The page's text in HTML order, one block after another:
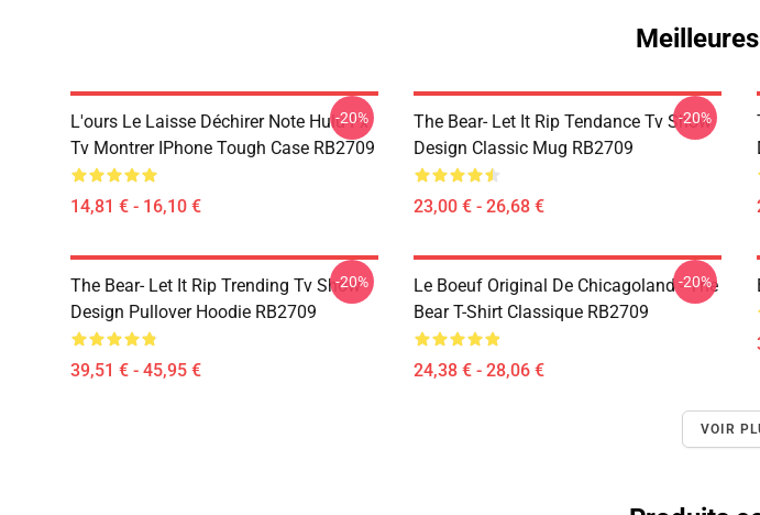
L'ours Le Laisse Déchirer Note Hulu Fx
Tv Montrer IPhone Tough Case RB2709
14,81 € - 16,10 €
-20%
The Bear- Let It Rip Tendance Tv Show
Design Classic Mug RB2709
23,00 € - 26,68 €
-20%
The Bear- Let It Rip Trending Tv Show
Design Pullover Hoodie RB2709
39,51 € - 45,95 €
-20%
Le Boeuf Original De Chicagoland - The
Bear T-Shirt Classique RB2709
24,38 € - 28,06 €
-20%
VOIR